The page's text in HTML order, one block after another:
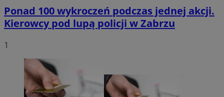
Ponad 100 wykroczeń podczas jednej akcji.
Kierowcy pod lupą policji w Zabrzu
1